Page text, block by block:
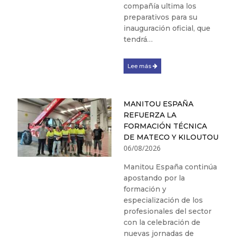
compañía ultima los
preparativos para su
inauguración oficial, que
tendrá…
Lee más
MANITOU ESPAÑA
REFUERZA LA
FORMACIÓN TÉCNICA
DE MATECO Y KILOUTOU
06/08/2026
Manitou España continúa
apostando por la
formación y
especialización de los
profesionales del sector
con la celebración de
nuevas jornadas de